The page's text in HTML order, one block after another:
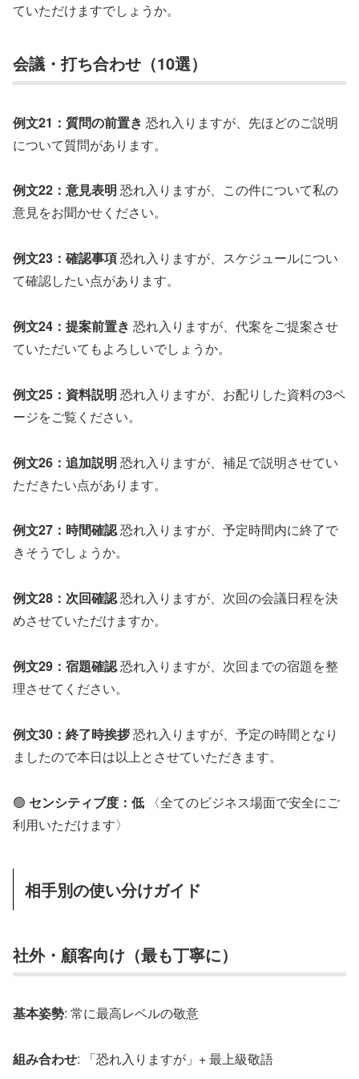
ていただけますでしょうか。
会議・打ち合わせ（10選）
例文21：質問の前置き 恐れ入りますが、先ほどのご説明
について質問があります。
例文22：意見表明 恐れ入りますが、この件について私の
意見をお聞かせください。
例文23：確認事項恐れ入りますが、スケジュールについ
て確認したい点があります。
例文24：提案前置き 恐れ入りますが、代案をご提案させ
ていただいてもよろしいでしょうか。
例文25：資料説明 恐れ入りますが、お配りした資料の3ペ
ージをご覧ください。
例文26：追加説明 恐れ入りますが、補足で説明させてい
ただきたい点があります。
例文27：時間確認恐れ入りますが、予定時間内に終了で
きそうでしょうか。
例文28：次回確認恐れ入りますが、次回の会議日程を決
めさせていただけますか。
例文29：宿題確認恐れ入りますが、次回までの宿題を整
理させてください。
例文30：終了時挨拶恐れ入りますが、予定の時間となり
ましたので本日は以上とさせていただきます。
🟢 センシティブ度：低 〈全てのビジネス場面で安全にご
利用いただけます〉
相手別の使い分けガイド
社外・顧客向け（最も丁寧に）
基本姿勢: 常に最高レベルの敬意
組み合わせ: 「恐れ入りますが」+ 最上級敬語